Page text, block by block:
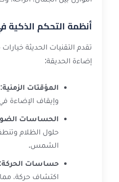
أنظمة التحكم الذكية
تقدم التقنيات الحديثة
إضاءة الحديقة:
المؤقتات الزمنية:
وإيقاف الإضاءة
الحساسات
حلول الظلام
الشمس.
حساسات الحركة:
اكتشاف حركة،